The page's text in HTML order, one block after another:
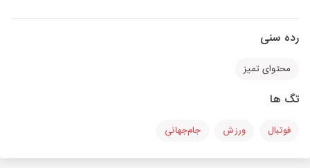
رده سنی
محتوای تمیز
تگ ها
فوتبال ورزش جام‌جهانی